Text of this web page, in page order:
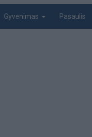
Gyvenimas Pasaulis